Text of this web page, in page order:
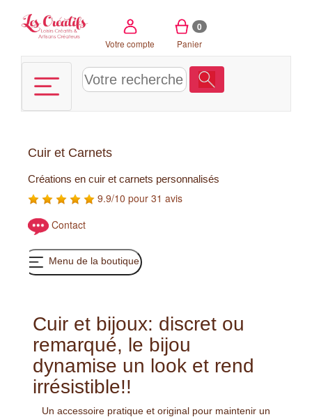
Votre compte
0
Panier
Cuir et Carnets
Créations en cuir et carnets personnalisés
9.9/10 pour 31 avis
Contact
Menu de la boutique
Cuir et bijoux: discret ou
remarqué, le bijou
dynamise un look et rend
irrésistible!!
Un accessoire pratique et original pour maintenir un